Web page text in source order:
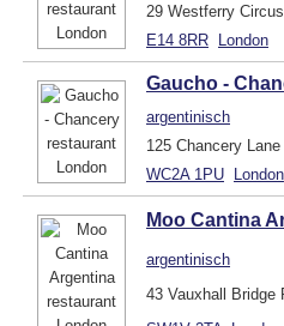
29 Westferry
E14 8RR London
Gaucho -
argentinisch
125 Chancery Lane
WC2A 1PU London
Moo Cantina
argentinisch
43 Vauxhall Bridge